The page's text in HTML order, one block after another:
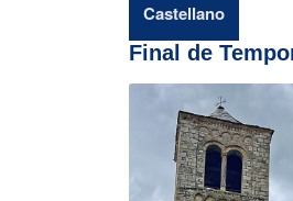
Castellano
Final de